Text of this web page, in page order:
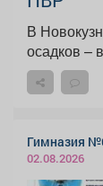
В
осадков –
Гимназия
02.08.2026